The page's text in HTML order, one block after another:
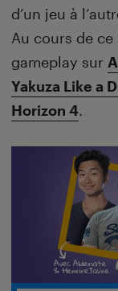
d’un jeu à
Au cours de
gameplay sur
Yakuza Like a
Horizon 4.